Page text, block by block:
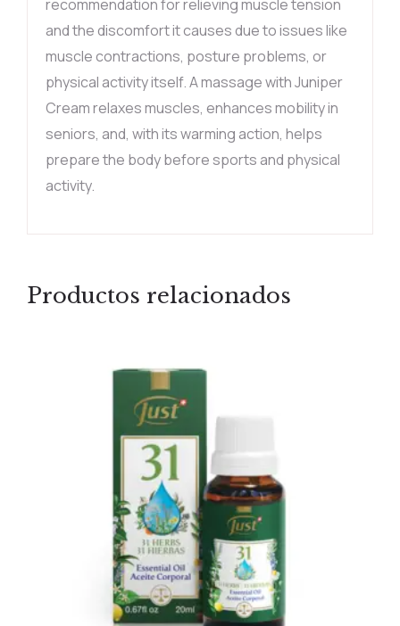
recommendation for relieving muscle tension
and the discomfort it causes due to issues like
muscle contractions, posture problems, or
physical activity itself. A massage with Juniper
Cream relaxes muscles, enhances mobility in
seniors, and, with its warming action, helps
prepare the body before sports and physical
activity.
Productos relacionados